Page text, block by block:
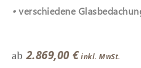
• verschiedene
ab2.869,00 €